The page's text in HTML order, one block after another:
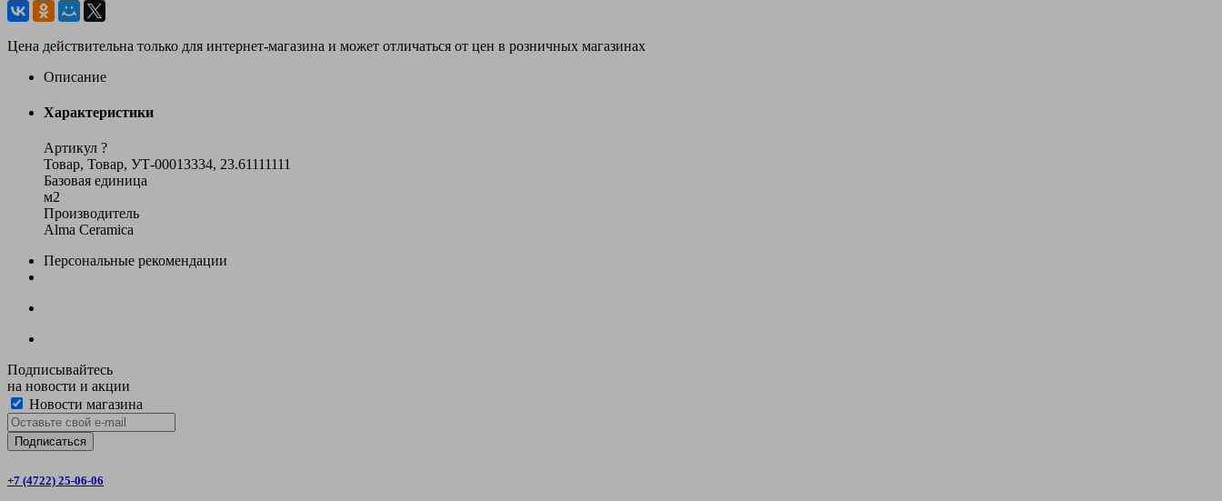
Цена действительна только для интернет-магазина и может отличаться от цен в розничных магазинах
Описание
Характеристики
Артикул ?
Товар, Товар, УТ-00013334, 23.61111111
Базовая единица
м2
Производитель
Alma Ceramica
Персональные рекомендации
Подписывайтесь
на новости и акции
Новости магазина
+7 (4722) 25-06-06